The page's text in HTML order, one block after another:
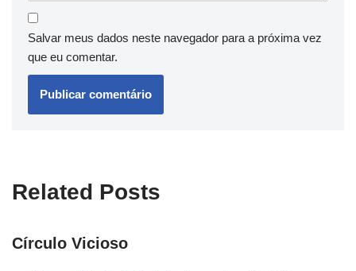
Salvar meus dados neste navegador para a próxima vez
que eu comentar.
Related Posts
Círculo Vicioso